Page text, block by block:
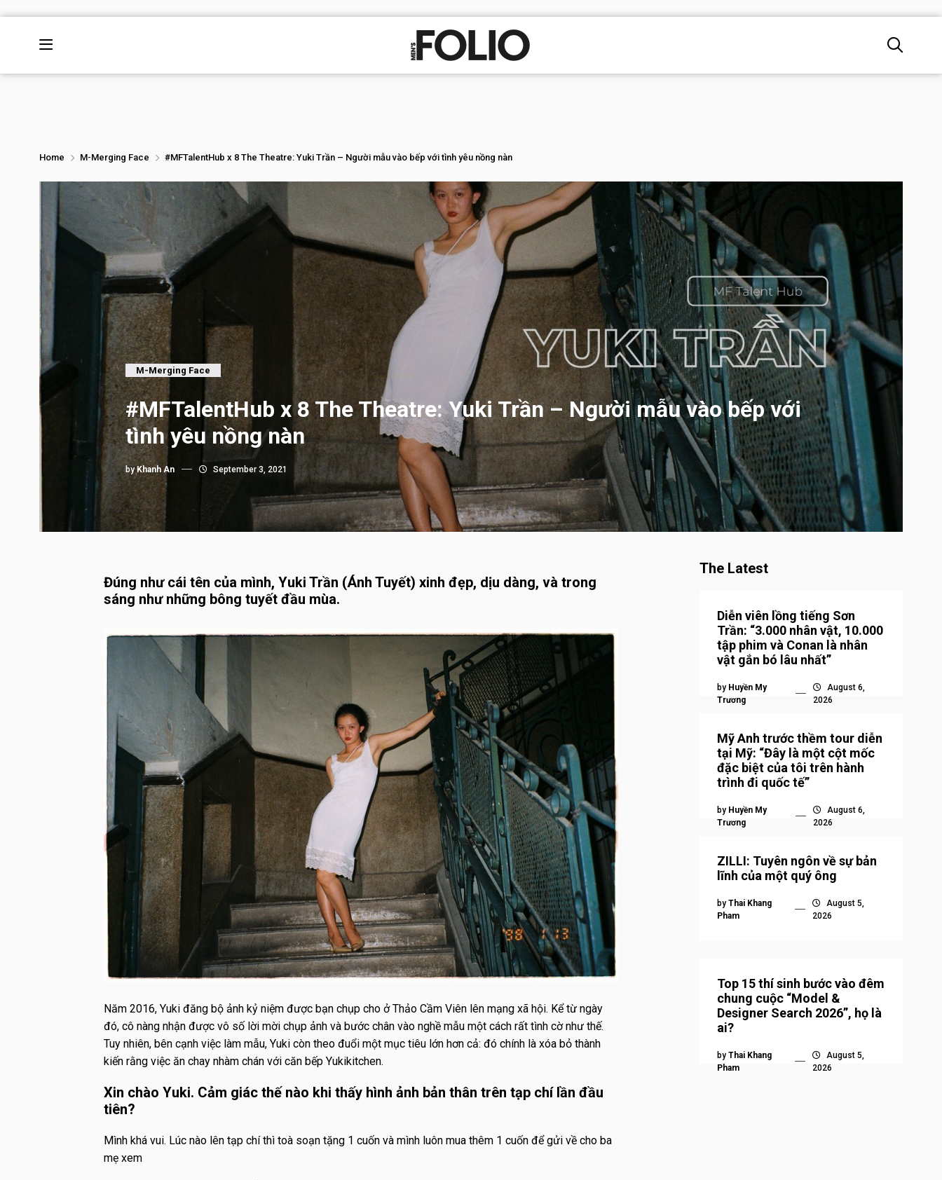
Home M-Merging Face #MFTalentHub x 8 The Theatre: Yuki Trần – Người mẫu vào bếp với tình yêu nồng nàn
M-Merging Face
#MFTalentHub x 8 The Theatre: Yuki Trần – Người mẫu vào bếp với
tình yêu nồng nàn
by Khanh An September 3, 2021
Đúng như cái tên của mình, Yuki Trần (Ánh Tuyết) xinh đẹp, dịu dàng, và trong
sáng như những bông tuyết đầu mùa.
Năm 2016, Yuki đăng bộ ảnh kỷ niệm được bạn chụp cho ở Thảo Cầm Viên lên mạng xã hội. Kể từ ngày
đó, cô nàng nhận được vô số lời mời chụp ảnh và bước chân vào nghề mẫu một cách rất tình cờ như thế.
Tuy nhiên, bên cạnh việc làm mẫu, Yuki còn theo đuổi một mục tiêu lớn hơn cả: đó chính là xóa bỏ thành
kiến rằng việc ăn chay nhàm chán với căn bếp Yukikitchen.
Xin chào Yuki. Cảm giác thế nào khi thấy hình ảnh bản thân trên tạp chí lần đầu
tiên?
Mình khá vui. Lúc nào lên tạp chí thì toà soạn tặng 1 cuốn và mình luôn mua thêm 1 cuốn để gửi về cho ba
mẹ xem
The Latest
Diễn viên lồng tiếng Sơn
Trần: “3.000 nhân vật, 10.000
tập phim và Conan là nhân
vật gắn bó lâu nhất”
by Huyền My
Trương
August 6,
2026
Mỹ Anh trước thềm tour diễn
tại Mỹ: “Đây là một cột mốc
đặc biệt của tôi trên hành
trình đi quốc tế”
by Huyền My
Trương
August 6,
2026
ZILLI: Tuyên ngôn về sự bản
lĩnh của một quý ông
by Thai Khang
Pham
August 5,
2026
Top 15 thí sinh bước vào đêm
chung cuộc “Model &
Designer Search 2026”, họ là
ai?
by Thai Khang
Pham
August 5,
2026